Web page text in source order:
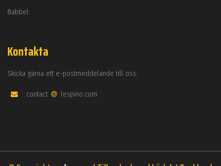
Babbel
Kontakta
Skicka gärna ett e-postmeddelande till oss:
contact lespino.com